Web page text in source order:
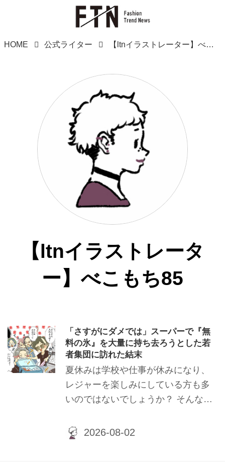
HOME 公式ライター 【ltnイラストレーター】べこもち85
【ltnイラストレータ
ー】べこもち85
「さすがにダメでは」スーパーで『無
料の氷』を大量に持ち去ろうとした若
者集団に訪れた結末
夏休みは学校や仕事が休みになり、
レジャーを楽しみにしている方も多
いのではないでしょうか？ そんな夏
識な人たちに出くわして……？